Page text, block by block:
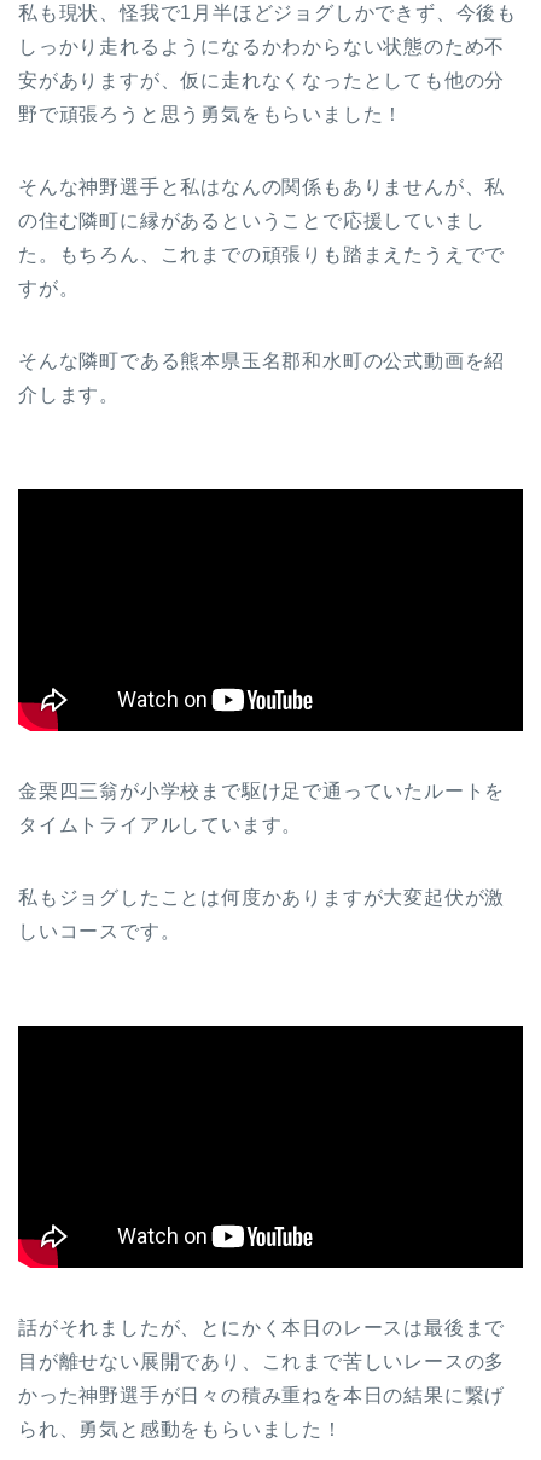
私も現状、怪我で1月半ほどジョグしかできず、今後も
しっかり走れるようになるかわからない状態のため不
安がありますが、仮に走れなくなったとしても他の分
野で頑張ろうと思う勇気をもらいました！
そんな神野選手と私はなんの関係もありませんが、私
の住む隣町に縁があるということで応援していまし
た。もちろん、これまでの頑張りも踏まえたうえでで
すが。
そんな隣町である熊本県玉名郡和水町の公式動画を紹
介します。
金栗四三翁が小学校まで駆け足で通っていたルートを
タイムトライアルしています。
私もジョグしたことは何度かありますが大変起伏が激
しいコースです。
話がそれましたが、とにかく本日のレースは最後まで
目が離せない展開であり、これまで苦しいレースの多
かった神野選手が日々の積み重ねを本日の結果に繋げ
られ、勇気と感動をもらいました！